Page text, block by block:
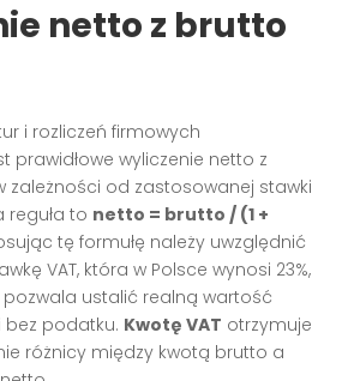
netto z brutto
i rozliczeń firmowych
prawidłowe wyliczenie netto z
zależności od zastosowanej stawki
reguła to netto = brutto / (1 +
tę formułę należy uwzględnić
VAT, która w Polsce wynosi 23%,
pozwala ustalić realną wartość
bez podatku. Kwotę VAT otrzymuje
różnicy między kwotą brutto a